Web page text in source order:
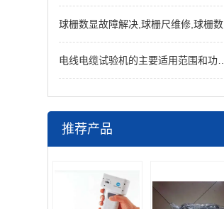
球栅数显故障解决,球栅尺维修,球栅数显维修
电线电缆试验机的主要适用范围和功能介绍
推荐产品